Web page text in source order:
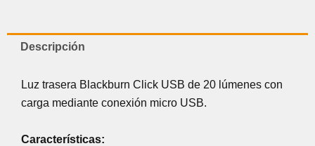
Descripción
Luz trasera Blackburn Click USB de 20 lúmenes con
carga mediante conexión micro USB.
Características: